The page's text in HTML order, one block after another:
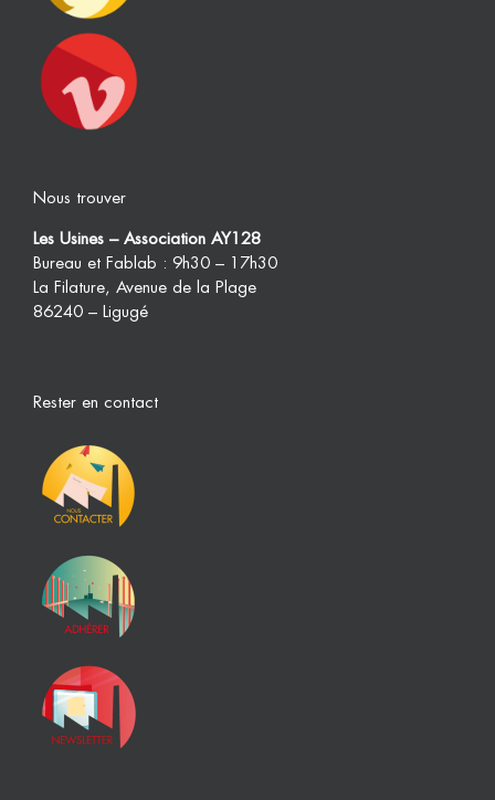
Nous trouver
Les Usines – Association AY128
Bureau et Fablab : 9h30 – 17h30
La Filature, Avenue de la Plage
86240 – Ligugé
Rester en contact